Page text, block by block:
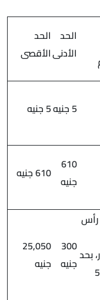
الحد
الأدنى
الحد
الأقصى
5 جنيه 5 جنيه
610
جنيه 610 جنيه
رأس
بحد300
جنيه
25,050
جنيه